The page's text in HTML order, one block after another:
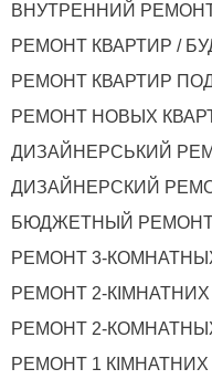
ВНУТРЕННИЙ
РЕМОНТ КВАРТИР /
РЕМОНТ КВАРТИР
РЕМОНТ НОВЫХ
ДИЗАЙНЕРСЬКИЙ
ДИЗАЙНЕРСКИЙ
БЮДЖЕТНЫЙ РЕМОНТ
РЕМОНТ 3-
РЕМОНТ 2-
РЕМОНТ 2-
РЕМОНТ 1